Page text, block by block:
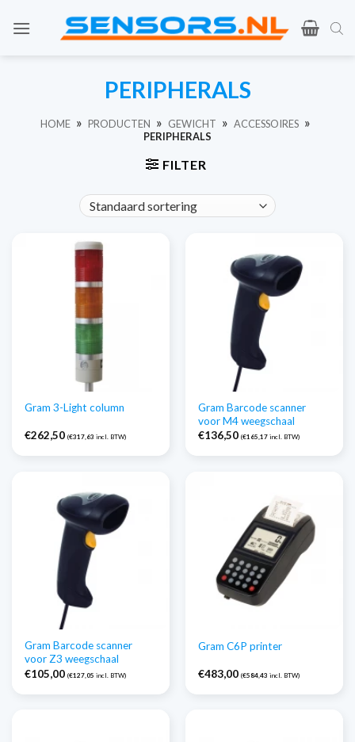
naar
PERIPHERALS
HOME » PRODUCTEN » GEWICHT » ACCESSOIRES »
PERIPHERALS
FILTER
Gram 3-Light column
€262,50 (€317,63 incl. BTW)
Gram Barcode scanner
voor M4 weegschaal
€136,50 (€165,17 incl. BTW)
Gram Barcode scanner
voor Z3 weegschaal
€105,00 (€127,05 incl. BTW)
Gram C6P printer
€483,00 (€584,43 incl. BTW)